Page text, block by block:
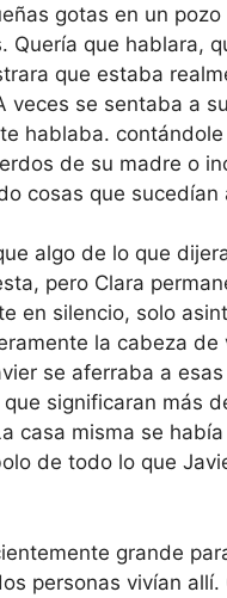
gotas en un pozo
Quería que hablara,
que estaba
veces se sentaba a
hablaba.
de su madre o
cosas que sucedían
algo de lo que
pero Clara
en silencio, solo
la cabeza de
se aferraba a
significaran más
casa misma se
de todo lo que
grande
personas vivían allí.